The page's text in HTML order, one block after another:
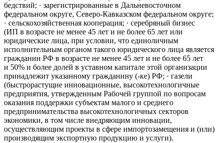
бедствий; · зарегистрированные в Дальневосточном
федеральном округе, Северо-Кавказском федеральном округе;
· сельскохозяйственная кооперация; · серебряный бизнес
(ИП в возрасте не менее 45 лет и не более 65 лет или
юридические лица, при условии, что единоличным
исполнительным органом такого юридического лица является
гражданин РФ в возрасте не менее 45 лет и не более 65 лет
и 50% и более долей в уставном капитале этой организации
принадлежит указанному гражданину (-ке) РФ; · газели
(быстрорастущие инновационные, высокотехнологичные
предприятия, утвержденным Рабочей группой по вопросам
оказания поддержки субъектам малого и среднего
предпринимательства высокотехнологичных секторов
экономики, в том числе внедряющим инновации,
осуществляющим проекты в сфере импортозамещения и (или)
производящим экспортную продукцию и услуги).